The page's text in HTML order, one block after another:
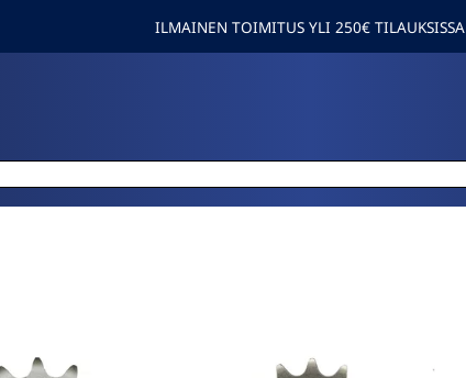
ILMAINEN TOIMITUS YLI 250€ TILAUKSISSA